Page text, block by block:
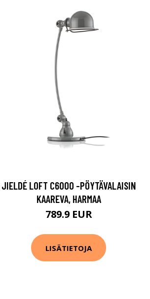
JIELDÉ LOFT C6000 -PÖYTÄVALAISIN
KAAREVA, HARMAA
789.9 EUR
LISÄTIETOJA